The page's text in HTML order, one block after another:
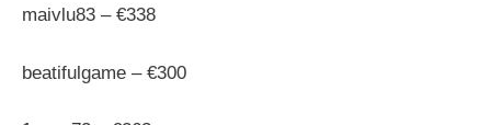
maivlu83 – €338
beatifulgame – €300